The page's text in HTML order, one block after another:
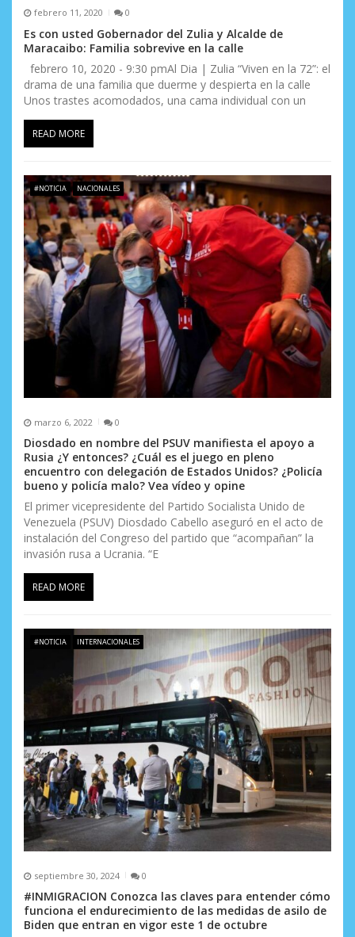
febrero 11, 2020 0
Es con usted Gobernador del Zulia y Alcalde de
Maracaibo: Familia sobrevive en la calle
febrero 10, 2020 - 9:30 pmAl Dia | Zulia “Viven en la 72”: el
drama de una familia que duerme y despierta en la calle
Unos trastes acomodados, una cama individual con un
READ MORE
#NOTICIA NACIONALES
marzo 6, 2022 0
Diosdado en nombre del PSUV manifiesta el apoyo a
Rusia ¿Y entonces? ¿Cuál es el juego en pleno
encuentro con delegación de Estados Unidos? ¿Policía
bueno y policía malo? Vea vídeo y opine
El primer vicepresidente del Partido Socialista Unido de
Venezuela (PSUV) Diosdado Cabello aseguró en el acto de
instalación del Congreso del partido que “acompañan” la
invasión rusa a Ucrania. “E
READ MORE
#NOTICIA INTERNACIONALES
septiembre 30, 2024 0
#INMIGRACION Conozca las claves para entender cómo
funciona el endurecimiento de las medidas de asilo de
Biden que entran en vigor este 1 de octubre